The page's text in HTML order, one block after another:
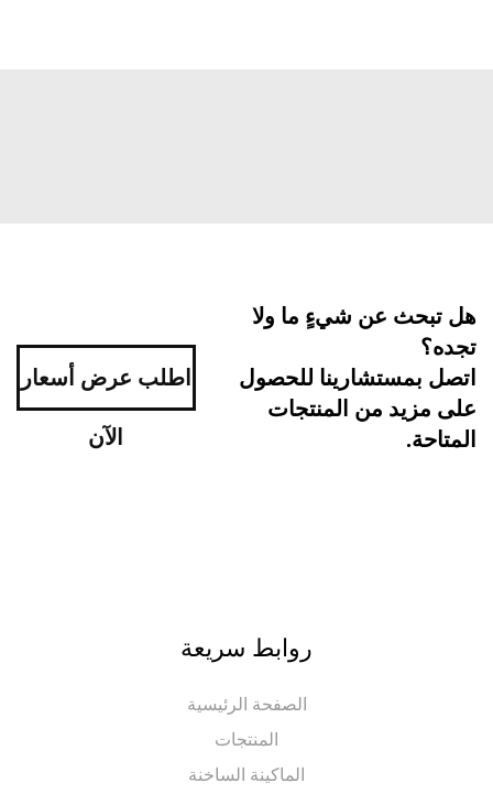
عن شيءٍ ما ولا
بمستشارينا للحصول
مزيد من المنتجات
اطلب عرض أسعار
روابط سريعة
الصفحة الرئيسية
المنتجات
الماكينة الساخنة